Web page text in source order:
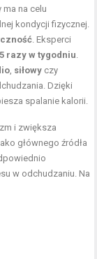
na celu
kondycji fizycznej.
. Eksperci
razy w tygodniu
siłowy czy
Dzięki
spalanie kalorii.
i zwiększa
głównego źródła
w odchudzaniu. Na